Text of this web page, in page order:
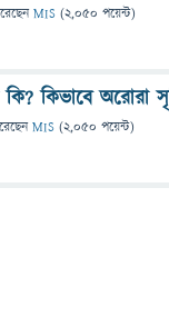
MIS (2,050 পয়েন্ট)
কিভাবে অরোরা
MIS (2,050 পয়েন্ট)